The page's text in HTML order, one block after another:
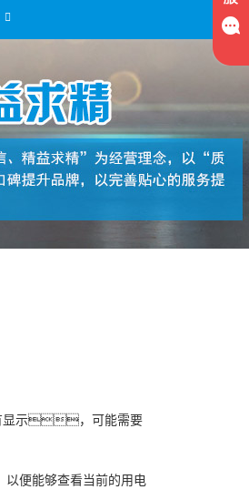
显示，可能需要
便能够查看当前的用电